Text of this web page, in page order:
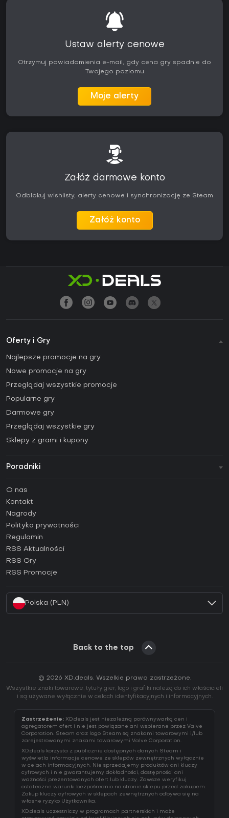
Ustaw alerty cenowe
Otrzymuj powiadomienia e-mail, gdy cena gry spadnie do
Twojego poziomu
Moje alerty
Załóż darmowe konto
Odblokuj wishlisty, alerty cenowe i synchronizację ze Steam
Załóż konto
Oferty i Gry
Najlepsze promocje na gry
Nowe promocje na gry
Przeglądaj wszystkie promocje
Popularne gry
Darmowe gry
Przeglądaj wszystkie gry
Sklepy z grami i kupony
Poradniki
Poradniki
Jak aktywować klucz Steam (CD Key)?
Jak aktywować klucz Epic Games (CD Key)?
Jak aktywować klucz GOG (CD Key)?
Jak aktywować klucz Ubisoft Connect (CD Key)?
O nas
Kontakt
Nagrody
Polityka prywatności
Regulamin
RSS Aktualności
RSS Gry
RSS Promocje
Polska (PLN)
Back to the top
© 2026 XD.deals. Wszelkie prawa zastrzeżone.
Wszystkie znaki towarowe, tytuły gier, logo i grafiki należą do ich właścicieli
i są używane wyłącznie w celach identyfikacyjnych i informacyjnych.
Zastrzeżenie: XD.deals jest niezależną porównywarką cen i
agregatorem ofert i nie jest powiązane ani wspierane przez Valve
Corporation. Steam oraz logo Steam są znakami towarowymi i/lub
zarejestrowanymi znakami towarowymi Valve Corporation.
XD.deals korzysta z publicznie dostępnych danych Steam i
wyświetla informacje cenowe ze sklepów zewnętrznych wyłącznie
w celach informacyjnych. Nie sprzedajemy produktów ani kluczy
cyfrowych i nie gwarantujemy dokładności, dostępności ani
ważności prezentowanych ofert lub kluczy. Zawsze weryfikuj
ostateczne warunki bezpośrednio na stronie sklepu przed zakupem.
Zakup kluczy cyfrowych w sklepach zewnętrznych odbywa się na
własne ryzyko Użytkownika.
XD.deals uczestniczy w programach partnerskich i może